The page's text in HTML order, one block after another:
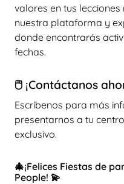
valores en tus
nuestra plataforma y
donde encontrarás
fechas.
🖱️ ¡Contáctanos
Escríbenos para más
presentarnos a tu
exclusivo.
🎄¡Felices Fiestas de
People! 💫